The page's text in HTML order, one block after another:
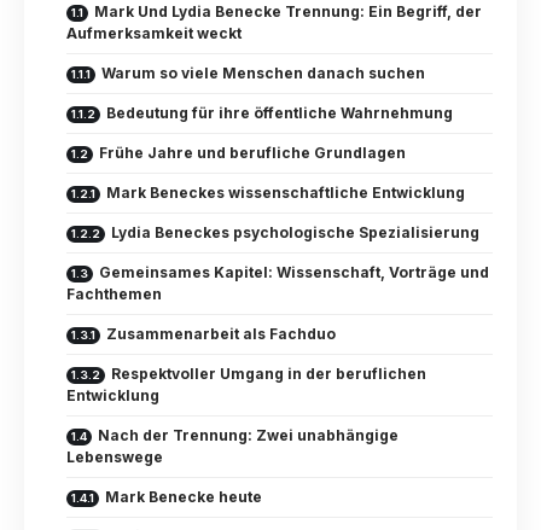
Mark Und Lydia Benecke Trennung: Ein Begriff, der
Aufmerksamkeit weckt
Warum so viele Menschen danach suchen
Bedeutung für ihre öffentliche Wahrnehmung
Frühe Jahre und berufliche Grundlagen
Mark Beneckes wissenschaftliche Entwicklung
Lydia Beneckes psychologische Spezialisierung
Gemeinsames Kapitel: Wissenschaft, Vorträge und
Fachthemen
Zusammenarbeit als Fachduo
Respektvoller Umgang in der beruflichen
Entwicklung
Nach der Trennung: Zwei unabhängige
Lebenswege
Mark Benecke heute